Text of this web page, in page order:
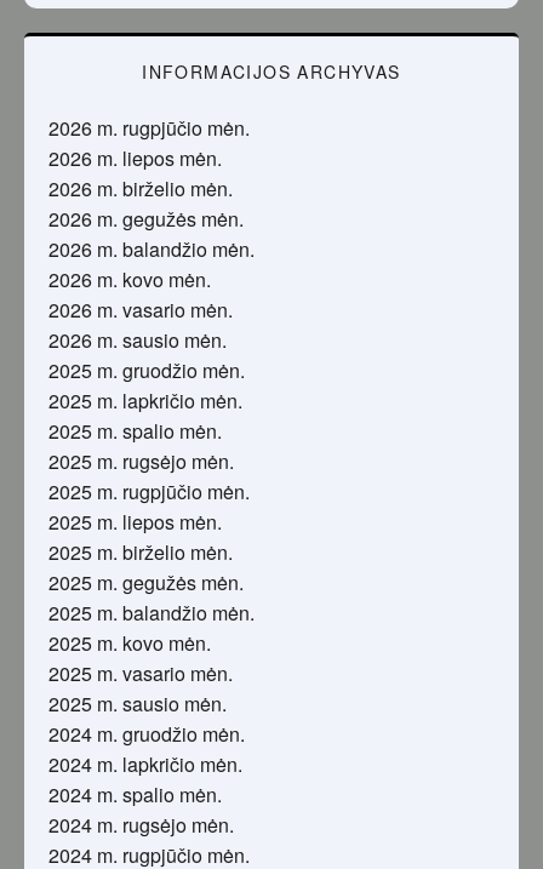
INFORMACIJOS ARCHYVAS
2026 m. rugpjūčio mėn.
2026 m. liepos mėn.
2026 m. birželio mėn.
2026 m. gegužės mėn.
2026 m. balandžio mėn.
2026 m. kovo mėn.
2026 m. vasario mėn.
2026 m. sausio mėn.
2025 m. gruodžio mėn.
2025 m. lapkričio mėn.
2025 m. spalio mėn.
2025 m. rugsėjo mėn.
2025 m. rugpjūčio mėn.
2025 m. liepos mėn.
2025 m. birželio mėn.
2025 m. gegužės mėn.
2025 m. balandžio mėn.
2025 m. kovo mėn.
2025 m. vasario mėn.
2025 m. sausio mėn.
2024 m. gruodžio mėn.
2024 m. lapkričio mėn.
2024 m. spalio mėn.
2024 m. rugsėjo mėn.
2024 m. rugpjūčio mėn.